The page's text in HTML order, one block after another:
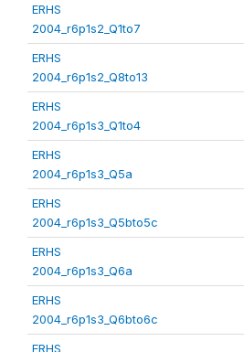
ERHS
2004_r6p1s2_Q1to7
ERHS
2004_r6p1s2_Q8to13
ERHS
2004_r6p1s3_Q1to4
ERHS
2004_r6p1s3_Q5a
ERHS
2004_r6p1s3_Q5bto5c
ERHS
2004_r6p1s3_Q6a
ERHS
2004_r6p1s3_Q6bto6c
ERHS